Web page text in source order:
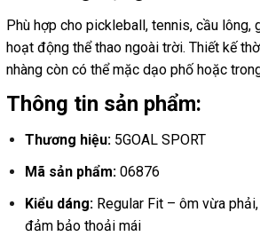
Phù hợp cho pickleball, tennis, cầu lông,
hoạt động thể thao ngoài trời. Thiết kế
nhàng còn có thể mặc dạo phố hoặc
Thông tin sản phẩm:
Thương hiệu:5GOAL SPORT
Mã sản phẩm:06876
Kiểu dáng:Regular Fit – ôm vừa
đảm bảo thoải mái